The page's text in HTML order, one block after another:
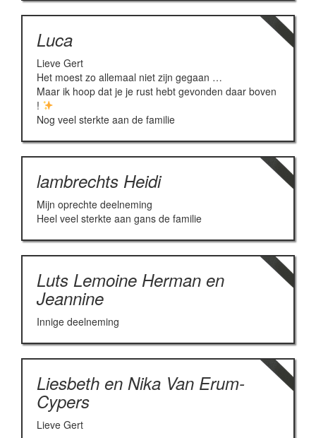
Luca
Lieve Gert
Het moest zo allemaal niet zijn gegaan …
Maar ik hoop dat je je rust hebt gevonden daar boven
!
Nog veel sterkte aan de familie
lambrechts Heidi
Mijn oprechte deelneming
Heel veel sterkte aan gans de familie
Luts Lemoine Herman en
Jeannine
Innige deelneming
Liesbeth en Nika Van Erum-
Cypers
Lieve Gert